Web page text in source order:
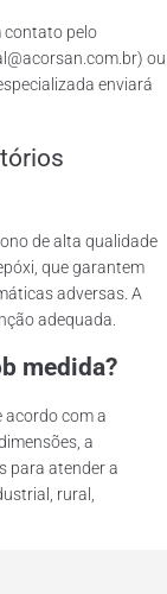
contato pelo
ou
enviará
de alta qualidade
que garantem
adversas. A
adequada.
medida?
acordo com a
a
para atender a
rural,